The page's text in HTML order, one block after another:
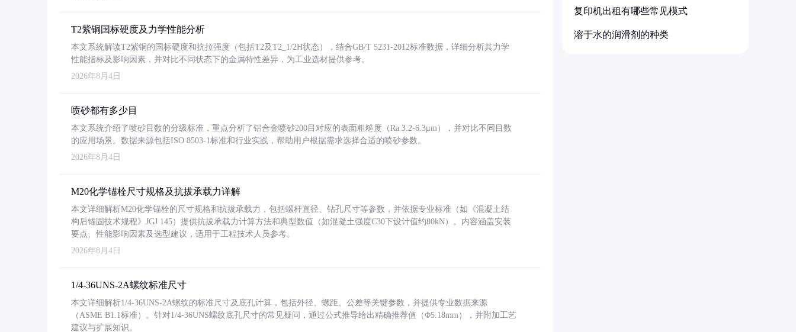
T2紫铜国标硬度及力学性能分析
本文系统解读T2紫铜的国标硬度和抗拉强度（包括T2及T2_1/2H状态），结合GB/T 5231-2012标准数据，详细分析其力学
性能指标及影响因素，并对比不同状态下的金属特性差异，为工业选材提供参考。
2026年8月4日
喷砂都有多少目
本文系统介绍了喷砂目数的分级标准，重点分析了铝合金喷砂200目对应的表面粗糙度（Ra 3.2-6.3μm），并对比不同目数
的应用场景。数据来源包括ISO 8503-1标准和行业实践，帮助用户根据需求选择合适的喷砂参数。
2026年8月4日
M20化学锚栓尺寸规格及抗拔承载力详解
本文详细解析M20化学锚栓的尺寸规格和抗拔承载力，包括螺杆直径、钻孔尺寸等参数，并依据专业标准（如《混凝土结
构后锚固技术规程》JGJ 145）提供抗拔承载力计算方法和典型数值（如混凝土强度C30下设计值约80kN）。内容涵盖安装
要点、性能影响因素及选型建议，适用于工程技术人员参考。
2026年8月4日
1/4-36UNS-2A螺纹标准尺寸
本文详细解析1/4-36UNS-2A螺纹的标准尺寸及底孔计算，包括外径、螺距、公差等关键参数，并提供专业数据来源
（ASME B1.1标准）。针对1/4-36UNS螺纹底孔尺寸的常见疑问，通过公式推导给出精确推荐值（Φ5.18mm），并附加工艺
建议与扩展知识。
复印机出租有哪些常见模式
溶于水的润滑剂的种类